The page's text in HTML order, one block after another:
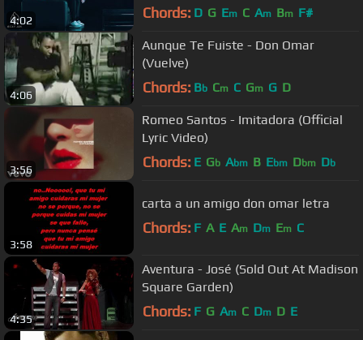
4:02 Chords: D G Em C Am Bm F#
4:06
Aunque Te Fuiste - Don Omar
(Vuelve)
Chords: Bb Cm C Gm G D
3:56
Romeo Santos - Imitadora (Official
Lyric Video)
Chords: E Gb Abm B Ebm Dbm Db
3:58
carta a un amigo don omar letra
Chords: F A E Am Dm Em C
4:35
Aventura - José (Sold Out At Madison
Square Garden)
Chords: F G Am C Dm D E